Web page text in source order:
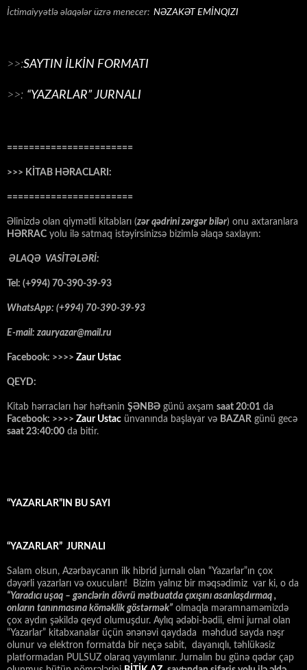
İctimaiyyətlə əlaqələr üzrə menecer: NƏZAKƏT EMİNQIZI
>>:SAYTIN İLKİN FORMATI
>>: “YAZARLAR” JURNALI
=======================
>>> KİTAB HƏRACLARI:
=======================
Əlinizdə olan qiymətli kitabları (zər qədrini zərgər bilər) onu axtaranlara
HƏRRAC yolu ilə satmaq istəyirsinizsə bizimlə əlaqə saxlayın:
ƏLAQƏ VASİTƏLƏRİ:
Tel: (+994) 70-390-39-93
WhatsApp: (+994) 70-390-39-93
E-mail: zauryazar@mail.ru
Facebook: >>>> Zaur Ustac
QEYD:
Kitab hərracları hər həftənin ŞƏNBƏ günü axşam saat 20:01 da
Facebook: >>>> Zaur Ustac ünvanında başlayar və BAZAR günü gecə
saat 23:40:00 da bitir.
“YAZARLAR”IN BU SAYI
“YAZARLAR” JURNALI
Salam olsun, Azərbaycanın ilk hibrid jurnalı olan “Yazarlar”ın çox
dəyərli yazarları və oxucuları! Bizim yalnız bir məqsədimiz var ki, o da
“Yaradıcı uşaq – gәnclәrin dövrü mәtbuatda çıxışını asanlaşdırmaq ,
onların tanınmasına kömәklik göstәrmәk” olmaqla məramnaməmizdə
çox aydın şəkildə qeyd olumuşdur. Aylıq ədəbi-bədii, elmi jurnal olan
“Yazarlar” kitabxanalar üçün ənənəvi qaydada məhdud sayda nəşr
olunur və elektron formatda bir neçə sabit, dayanıqlı, təhlükəsiz
platformadan PULSUZ olaraq yayımlanır. Jurnalın bu günə qədər çap